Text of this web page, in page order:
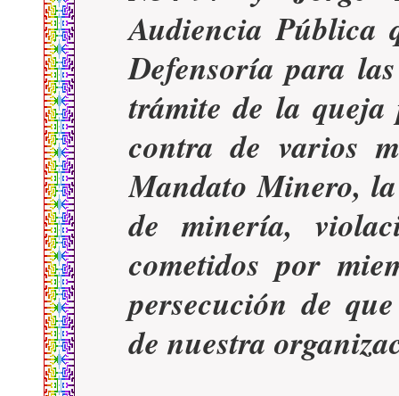
Audiencia Pública
Defensoría para
trámite de la queja
contra de varios
Mandato Minero,
de minería,
cometidos por
persecución de
de nuestra